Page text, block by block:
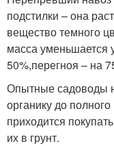
подстилки – она
вещество темного
масса уменьшается
50%,перегноя – на
Опытные садоводы
органику до
приходится
их в грунт.